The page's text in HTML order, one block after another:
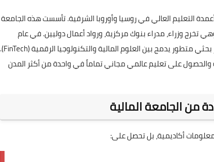
التعليم العالي في روسيا وأوروبا الشرقية. تأسست هذه الجامعة
تخرج وزراء، مدراء بنوك مركزية، ورواد أعمال دوليين. في عام
2026، لم تعد الجامعة مجرد مدرسة للاقتصاد، بل تحولت إلى مركز بحثي متطور يدمج بين العلوم المالية والتكنولوجيا الرقمية (FinTech).
النخبة والحصول على تعليم عالمي مجاني تماماً في واحدة من أكثر المدن
من الجامعة المالية
أكاديمية، بل تحصل على: